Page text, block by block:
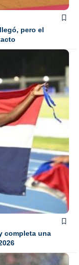
pero el
completa una